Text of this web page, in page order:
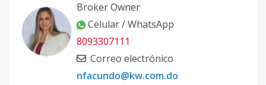
Broker Owner
Celular / WhatsApp
8093307111
Correo electrónico
nfacundo@kw.com.do